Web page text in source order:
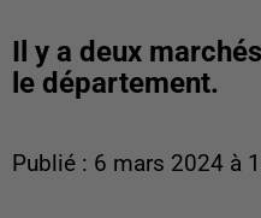
Il y a deux
le département.
Publié : 6 mars 2024 à